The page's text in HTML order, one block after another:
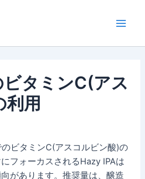
タミンC(アス
利用
ビタミンC(アスコルビン酸)の
フォーカスされるHazy IPAは
があります。推奨量は、醸造